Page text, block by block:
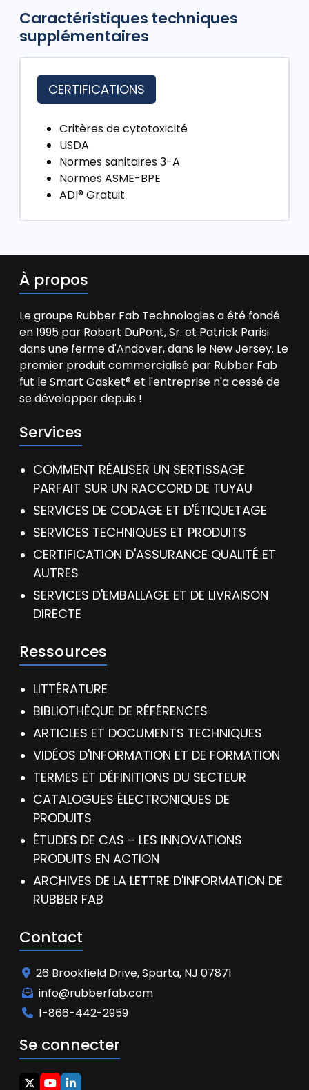
Caractéristiques techniques
supplémentaires
CERTIFICATIONS
Critères de cytotoxicité
USDA
Normes sanitaires 3-A
Normes ASME-BPE
ADI® Gratuit
À propos
Le groupe Rubber Fab Technologies a été fondé
en 1995 par Robert DuPont, Sr. et Patrick Parisi
dans une ferme d'Andover, dans le New Jersey. Le
premier produit commercialisé par Rubber Fab
fut le Smart Gasket® et l'entreprise n'a cessé de
se développer depuis !
Services
COMMENT RÉALISER UN SERTISSAGE
PARFAIT SUR UN RACCORD DE TUYAU
SERVICES DE CODAGE ET D'ÉTIQUETAGE
SERVICES TECHNIQUES ET PRODUITS
CERTIFICATION D'ASSURANCE QUALITÉ ET
AUTRES
SERVICES D'EMBALLAGE ET DE LIVRAISON
DIRECTE
Ressources
LITTÉRATURE
BIBLIOTHÈQUE DE RÉFÉRENCES
ARTICLES ET DOCUMENTS TECHNIQUES
VIDÉOS D'INFORMATION ET DE FORMATION
TERMES ET DÉFINITIONS DU SECTEUR
CATALOGUES ÉLECTRONIQUES DE
PRODUITS
ÉTUDES DE CAS – LES INNOVATIONS
PRODUITS EN ACTION
ARCHIVES DE LA LETTRE D'INFORMATION DE
RUBBER FAB
Contact
26 Brookfield Drive, Sparta, NJ 07871
info@rubberfab.com
1-866-442-2959
Se connecter